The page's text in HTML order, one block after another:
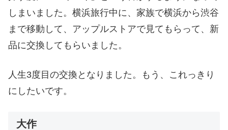
しまいました。横浜旅行中に、家族で横浜から渋谷
まで移動して、アップルストアで見てもらって、新
品に交換してもらいました。
人生3度目の交換となりました。もう、これっきり
にしたいです。
大作